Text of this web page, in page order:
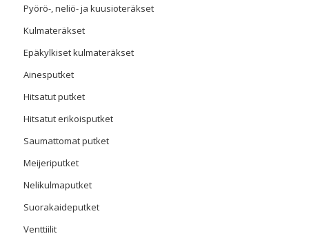
Pyörö-, neliö- ja kuusioteräkset
Kulmateräkset
Epäkylkiset kulmateräkset
Ainesputket
Hitsatut putket
Hitsatut erikoisputket
Saumattomat putket
Meijeriputket
Nelikulmaputket
Suorakaideputket
Venttiilit